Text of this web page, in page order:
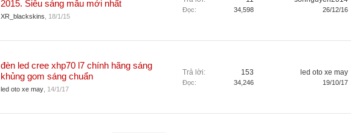
2015. Siêu sáng mẫu mới nhất
XR_blackskins 18/1/15
Đọc: 34,598 26/12/16
đèn led cree xhp70 l7 chính hãng sáng
khủng gom sáng chuẩn
led oto xe may 14/1/17
Trả lời: 153
Đọc: 34,246
led oto xe may
19/10/17